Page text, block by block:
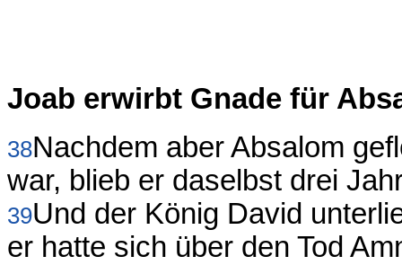
Joab erwirbt Gnade für
38Nachdem aber Absalom
war, blieb er daselbst drei
39Und der König David
er hatte sich über den Tod